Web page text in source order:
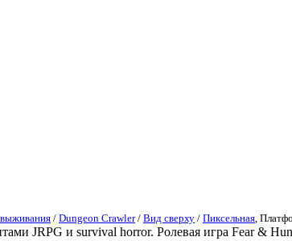
/ Dungeon Crawler/ Вид сверху / Пиксельная ,
JRPG и survival horror. Ролевая игра Fear &